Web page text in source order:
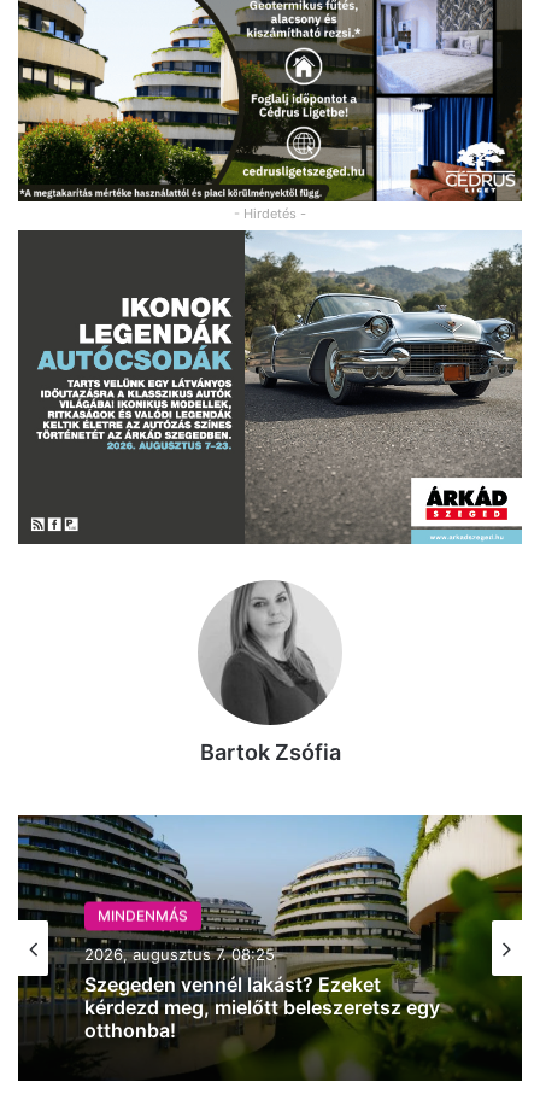
- Hirdetés -
Bartok Zsófia
MINDENMÁS
2026, augusztus 7. 08:25
Szegeden vennél lakást? Ezeket
kérdezd meg, mielőtt beleszeretsz egy
otthonba!
MINDENMÁS
2026, augusztus 7. 06:30